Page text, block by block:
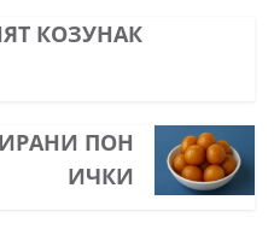
КОЗУНАК
ПОН
ИЧКИ